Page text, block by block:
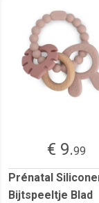
€ 9.99
Prénatal
Bijtspeeltje Blad